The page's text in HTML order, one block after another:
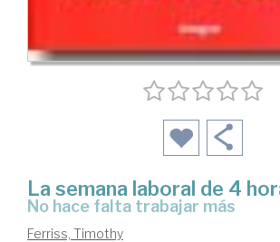
La semana laboral de 4
no hace falta trabajar más
Ferriss, Timothy